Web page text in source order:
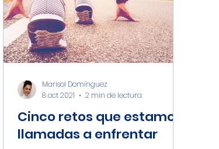
Cinco retos que estamos
llamadas a enfrentar
Marisol Domínguez
8 oct 2021
2 min de lectura